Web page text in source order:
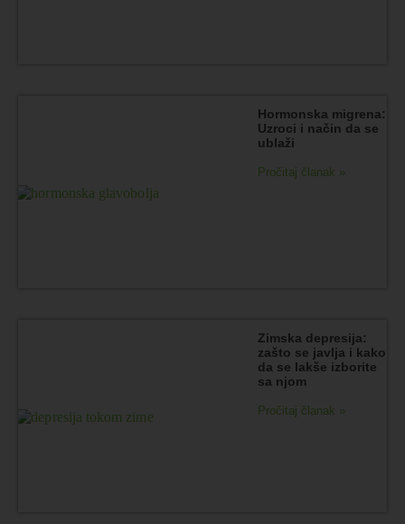
Hormonska migrena:
Uzroci i način da se
ublaži
Pročitaj članak »
Zimska depresija:
zašto se javlja i kako
da se lakše izborite
sa njom
Pročitaj članak »